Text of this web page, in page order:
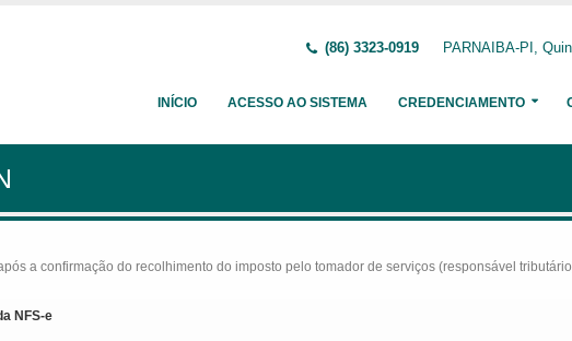
(86) 3323-0919 PARNAIBA-PI,
INÍCIO ACESSO AO SISTEMA CREDENCIAMENTO
a confirmação do recolhimento do imposto pelo tomador de serviços (responsável
NFS-e